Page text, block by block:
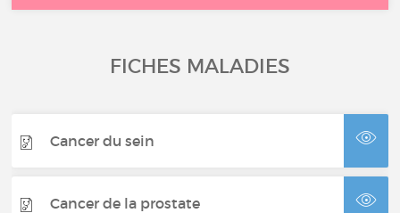
FICHES MALADIES
Cancer du sein
Cancer de la prostate